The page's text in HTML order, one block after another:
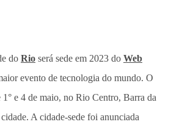
do Rio será sede em 2023 do Web
evento de tecnologia do mundo. O
1° e 4 de maio, no Rio Centro, Barra da
A cidade-sede foi anunciada